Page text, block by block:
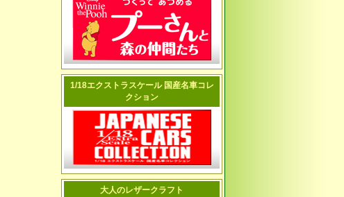
1/18エクストラスケール 国産名車コレ
クション
大人のレザークラフト